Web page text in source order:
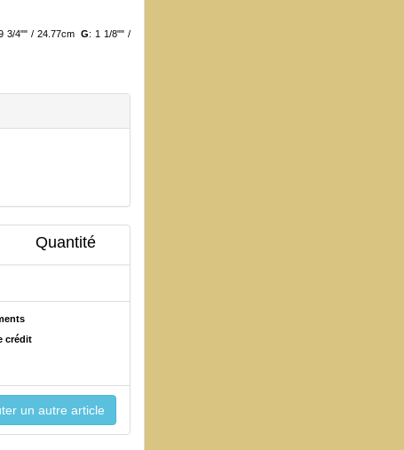
3/4"" / 24.77cmG: 1 1/8"" /
Quantité
crédit